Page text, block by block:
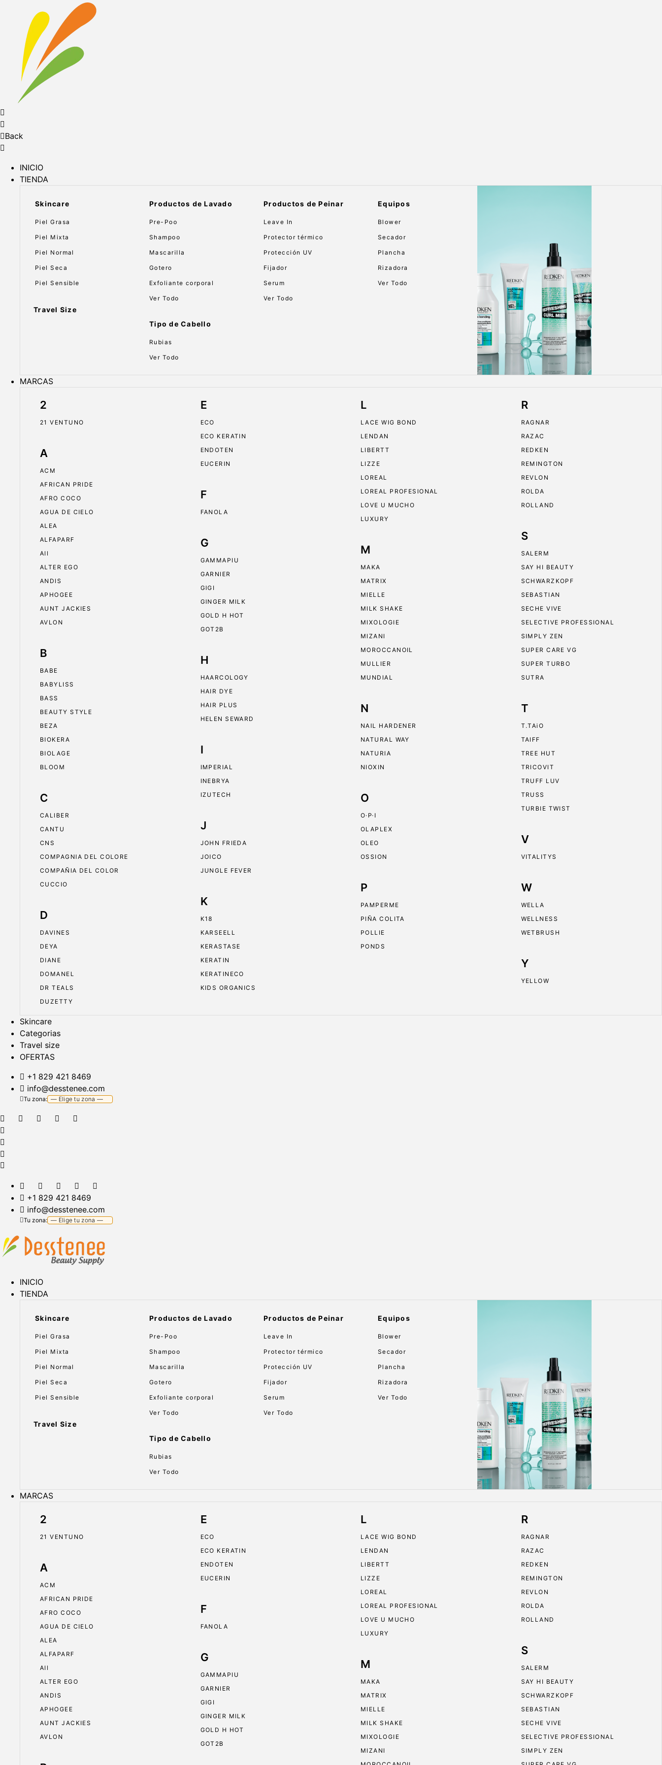
Back
INICIO
TIENDA
Skincare
Piel Grasa
Piel Mixta
Piel Normal
Piel Seca
Piel Sensible
Travel Size
Productos de Lavado
Pre-Poo
Shampoo
Mascarilla
Gotero
Exfoliante corporal
Ver Todo
Tipo de Cabello
Rubias
Ver Todo
Productos de Peinar
Leave In
Protector térmico
Protección UV
Fijador
Serum
Ver Todo
Equipos
Blower
Secador
Plancha
Rizadora
Ver Todo
MARCAS
2
21 VENTUNO
A
ACM
AFRICAN PRIDE
AFRO COCO
AGUA DE CIELO
ALEA
ALFAPARF
All
ALTER EGO
ANDIS
APHOGEE
AUNT JACKIES
AVLON
B
BABE
BABYLISS
BASS
BEAUTY STYLE
BEZA
BIOKERA
BIOLAGE
BLOOM
C
CALIBER
CANTU
CNS
COMPAGNIA DEL COLORE
COMPAÑIA DEL COLOR
CUCCIO
D
DAVINES
DEYA
DIANE
DOMANEL
DR TEALS
DUZETTY
E
ECO
ECO KERATIN
ENDOTEN
EUCERIN
F
FANOLA
G
GAMMAPIU
GARNIER
GIGI
GINGER MILK
GOLD H HOT
GOT2B
H
HAARCOLOGY
HAIR DYE
HAIR PLUS
HELEN SEWARD
I
IMPERIAL
INEBRYA
IZUTECH
J
JOHN FRIEDA
JOICO
JUNGLE FEVER
K
K18
KARSEELL
KERASTASE
KERATIN
KERATINECO
KIDS ORGANICS
L
LACE WIG BOND
LENDAN
LIBERTT
LIZZE
LOREAL
LOREAL PROFESIONAL
LOVE U MUCHO
LUXURY
M
MAKA
MATRIX
MIELLE
MILK SHAKE
MIXOLOGIE
MIZANI
MOROCCANOIL
MULLIER
MUNDIAL
N
NAIL HARDENER
NATURAL WAY
NATURIA
NIOXIN
O
O·P·I
OLAPLEX
OLEO
OSSION
P
PAMPERME
PIÑA COLITA
POLLIE
PONDS
R
RAGNAR
RAZAC
REDKEN
REMINGTON
REVLON
ROLDA
ROLLAND
S
SALERM
SAY HI BEAUTY
SCHWARZKOPF
SEBASTIAN
SECHE VIVE
SELECTIVE PROFESSIONAL
SIMPLY ZEN
SUPER CARE VG
SUPER TURBO
SUTRA
T
T.TAiO
TAIFF
TREE HUT
TRICOVIT
TRUFF LUV
TRUSS
TURBIE TWIST
V
VITALITYS
W
WELLA
WELLNESS
WETBRUSH
Y
YELLOW
Skincare
Categorias
Travel size
OFERTAS
+1 829 421 8469
info@desstenee.com
Tu zona:
+1 829 421 8469
info@desstenee.com
Tu zona:
INICIO
TIENDA
Skincare
Piel Grasa
Piel Mixta
Piel Normal
Piel Seca
Piel Sensible
Travel Size
Productos de Lavado
Pre-Poo
Shampoo
Mascarilla
Gotero
Exfoliante corporal
Ver Todo
Tipo de Cabello
Rubias
Ver Todo
Productos de Peinar
Leave In
Protector térmico
Protección UV
Fijador
Serum
Ver Todo
Equipos
Blower
Secador
Plancha
Rizadora
Ver Todo
MARCAS
2
21 VENTUNO
A
ACM
AFRICAN PRIDE
AFRO COCO
AGUA DE CIELO
ALEA
ALFAPARF
All
ALTER EGO
ANDIS
APHOGEE
AUNT JACKIES
AVLON
E
ECO
ECO KERATIN
ENDOTEN
EUCERIN
F
FANOLA
G
GAMMAPIU
GARNIER
GIGI
GINGER MILK
GOLD H HOT
GOT2B
L
LACE WIG BOND
LENDAN
LIBERTT
LIZZE
LOREAL
LOREAL PROFESIONAL
LOVE U MUCHO
LUXURY
M
MAKA
MATRIX
MIELLE
MILK SHAKE
MIXOLOGIE
MIZANI
R
RAGNAR
RAZAC
REDKEN
REMINGTON
REVLON
ROLDA
ROLLAND
S
SALERM
SAY HI BEAUTY
SCHWARZKOPF
SEBASTIAN
SECHE VIVE
SELECTIVE PROFESSIONAL
SIMPLY ZEN